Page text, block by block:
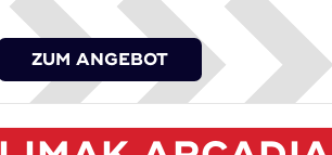
ZUM ANGEBOT